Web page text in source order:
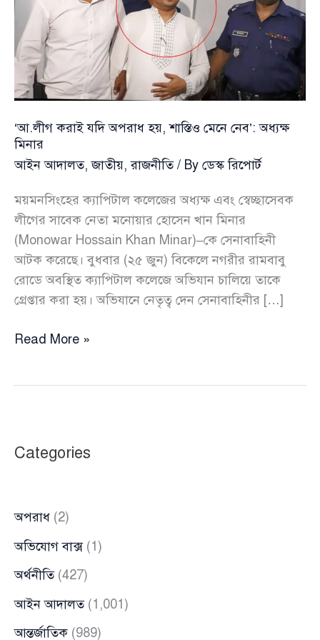
‘আ.লীগ করাই যদি অপরাধ হয়, শাস্তিও মেনে নেব’: অধ্যক্ষ
মিনার
আইন আদালত,জাতীয়,রাজনীতি/ By ডেস্ক রিপোর্ট
ময়মনসিংহের ক্যাপিটাল কলেজের অধ্যক্ষ এবং স্বেচ্ছাসেবক
লীগের সাবেক নেতা মনোয়ার হোসেন খান মিনার
(Monowar Hossain Khan Minar)–কে সেনাবাহিনী
আটক করেছে। বুধবার (২৫ জুন) বিকেলে নগরীর রামবাবু
রোডে অবস্থিত ক্যাপিটাল কলেজে অভিযান চালিয়ে তাকে
গ্রেপ্তার করা হয়। অভিযানে নেতৃত্ব দেন সেনাবাহিনীর […]
‘আ.লীগ
মেনে
মিনার
Read More »
Categories
অপরাধ (2)
অভিযোগ বাক্স(1)
অর্থনীতি(427)
আইন আদালত(1,001)
আন্তর্জাতিক (989)